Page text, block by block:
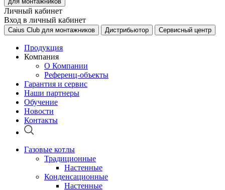
Личный кабинет
Вход в личный кабинет
Caius Club для монтажников Дистрибьютор Сервисный центр
Продукция
Компания
О Компании
Референц-объекты
Гарантия и сервис
Наши партнеры
Обучение
Новости
Контакты
Газовые котлы
Традиционные
Настенные
Конденсационные
Настенные